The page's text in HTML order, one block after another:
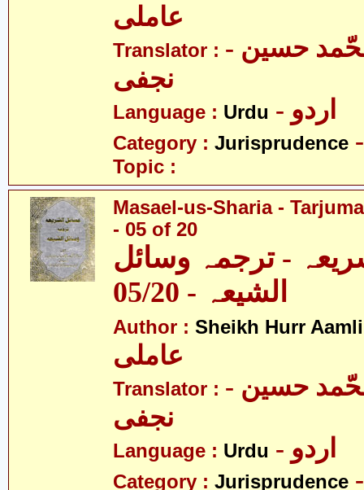
عاملی
Translator : - آیت اللہ محّمد حسین
نجفی
Language : Urdu - اردو
Category : Jurisprudence
Topic :
Masael-us-Sharia -
- 05 of 20
- ترجمہ وسائل
الشیعہ - 05/20
Author : Sheikh Hurr Aamli
عاملی
Translator : - آیت اللہ محّمد حسین
نجفی
Language : Urdu - اردو
Category : Jurisprudence